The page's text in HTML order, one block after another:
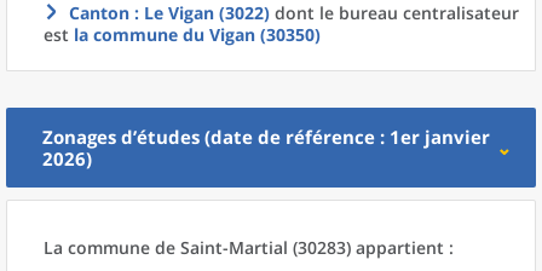
Canton : Le Vigan (3022) dont le bureau centralisateur
est la commune du Vigan (30350)
Zonages d’études (date de référence : 1er janvier
2026)
La commune de Saint-Martial (30283) appartient :